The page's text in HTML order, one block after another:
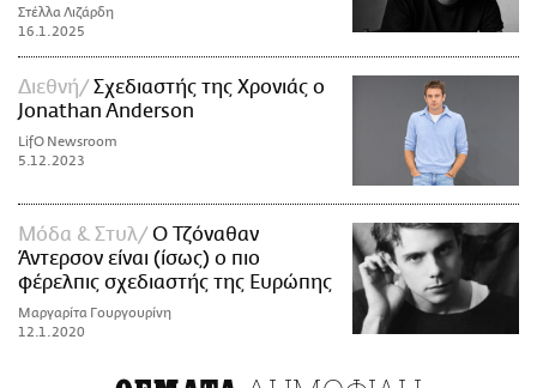
Στέλλα Λιζάρδη
16.1.2025
Διεθνή
Σχεδιαστής της Χρονιάς ο
Jonathan Anderson
LifO Newsroom
5.12.2023
Μόδα & Στυλ
O Τζόναθαν
Άντερσον είναι (ίσως) ο πιο
φέρελπις σχεδιαστής της Ευρώπης
Μαργαρίτα Γουργουρίνη
12.1.2020